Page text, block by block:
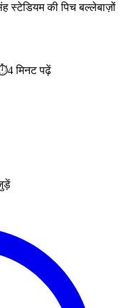
स्टेडियम की पिच बल्लेबाज़ों
4 मिनट पढ़ें